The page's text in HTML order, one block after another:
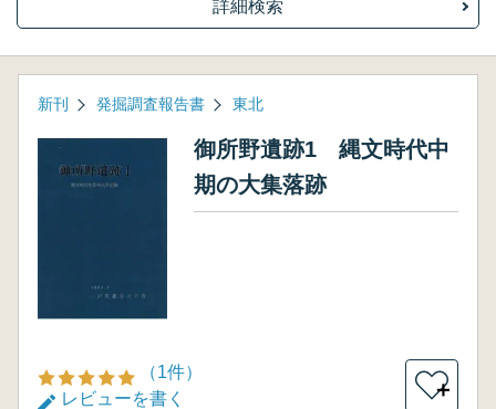
詳細検索
新刊 発掘調査報告書 東北
御所野遺跡1 縄文時代中
期の大集落跡
（1件）
レビューを書く
＋